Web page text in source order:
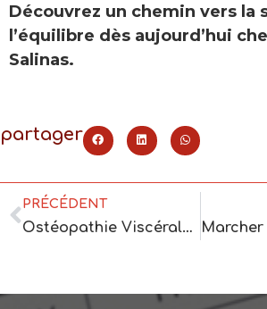
Découvrez un chemin vers la
l’équilibre dès aujourd’hui
Salinas.
partager
PRÉCÉDENT
Ostéopathie Viscérale : Explorer ses Bienfaits